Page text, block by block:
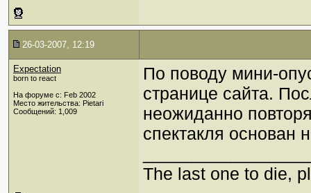
26-03-2007, 12:19
Expectation
born to react
На форуме с: Feb 2002
Место жительства: Pietari
Сообщений: 1,009
По поводу мини-
странице сайта.
неожиданно
спектакля основан
The last one to die,